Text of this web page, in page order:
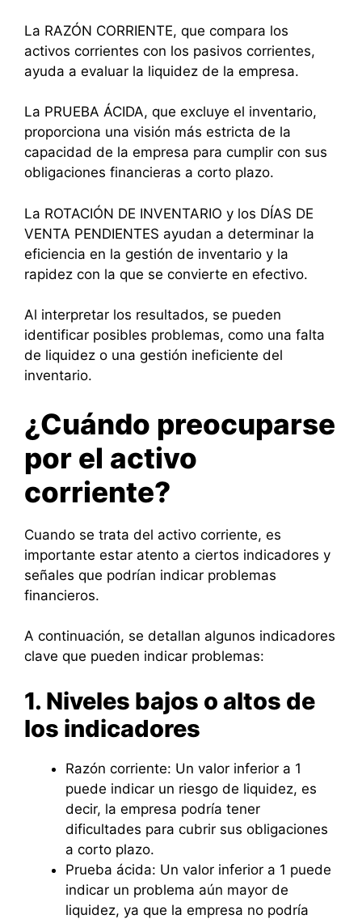
La RAZÓN CORRIENTE, que compara los
activos corrientes con los pasivos corrientes,
ayuda a evaluar la liquidez de la empresa.
La PRUEBA ÁCIDA, que excluye el inventario,
proporciona una visión más estricta de la
capacidad de la empresa para cumplir con sus
obligaciones financieras a corto plazo.
La ROTACIÓN DE INVENTARIO y los DÍAS DE
VENTA PENDIENTES ayudan a determinar la
eficiencia en la gestión de inventario y la
rapidez con la que se convierte en efectivo.
Al interpretar los resultados, se pueden
identificar posibles problemas, como una falta
de liquidez o una gestión ineficiente del
inventario.
¿Cuándo preocuparse
por el activo
corriente?
Cuando se trata del activo corriente, es
importante estar atento a ciertos indicadores y
señales que podrían indicar problemas
financieros.
A continuación, se detallan algunos indicadores
clave que pueden indicar problemas:
1. Niveles bajos o altos de
los indicadores
Razón corriente: Un valor inferior a 1
puede indicar un riesgo de liquidez, es
decir, la empresa podría tener
dificultades para cubrir sus obligaciones
a corto plazo.
Prueba ácida: Un valor inferior a 1 puede
indicar un problema aún mayor de
liquidez, ya que la empresa no podría